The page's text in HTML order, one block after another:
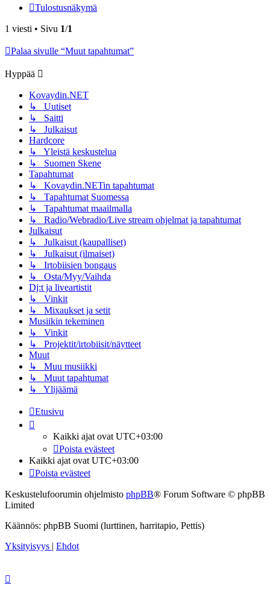
Tulostusnäkymä
1 viesti • Sivu 1/1
Palaa sivulle “Muut tapahtumat”
Hyppää
Kovaydin.NET
↳ Uutiset
↳ Saitti
↳ Julkaisut
Hardcore
↳ Yleistä keskustelua
↳ Suomen Skene
Tapahtumat
↳ Kovaydin.NETin tapahtumat
↳ Tapahtumat Suomessa
↳ Tapahtumat maailmalla
↳ Radio/Webradio/Live stream ohjelmat ja tapahtumat
Julkaisut
↳ Julkaisut (kaupalliset)
↳ Julkaisut (ilmaiset)
↳ Irtobiisien bongaus
↳ Osta/Myy/Vaihda
Dj:t ja liveartistit
↳ Vinkit
↳ Mixaukset ja setit
Musiikin tekeminen
↳ Vinkit
↳ Projektit/irtobiisit/näytteet
Muut
↳ Muu musiikki
↳ Muut tapahtumat
↳ Ylijäämä
Etusivu
Kaikki ajat ovat UTC+03:00
Poista evästeet
Kaikki ajat ovat UTC+03:00
Poista evästeet
Keskustelufoorumin ohjelmisto phpBB® Forum Software © phpBB
Limited
Käännös: phpBB Suomi (lurttinen, harritapio, Pettis)
Yksityisyys | Ehdot